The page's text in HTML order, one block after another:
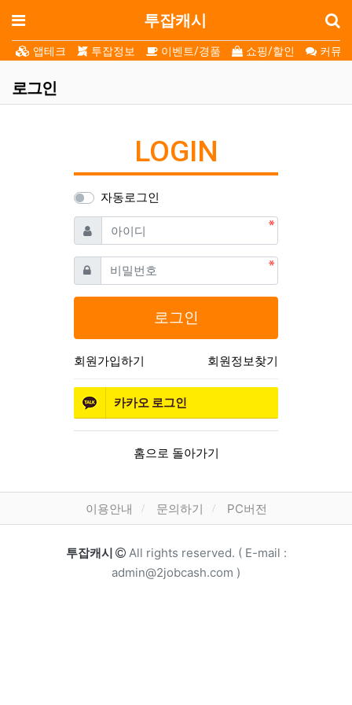
메뉴 투잡캐시
앱테크 투잡정보 이벤트/경품 쇼핑/할인 커뮤
로그인
LOGIN
자동로그인
아이디
필수
비밀번호필수
로그인
회원가입하기 회원정보찾기
카카오 로그인
홈으로 돌아가기
하단 메뉴이용안내 문의하기 PC버전
카피라이트
투잡캐시
All rights reserved. ( E-mail :
admin@2jobcash.com )